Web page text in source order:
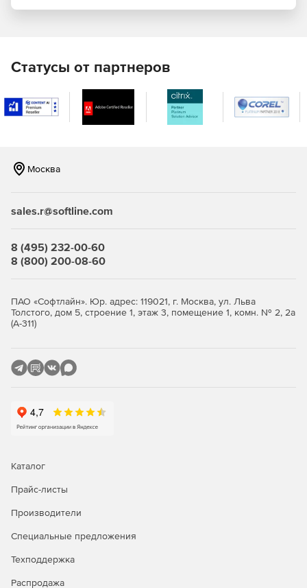
материалов, стандартным элементам
машиностроительных конструкций).
Статусы от партнеров
Москва
sales.r@softline.com
8 (495) 232-00-60
8 (800) 200-08-60
ПАО «Софтлайн». Юр. адрес: 119021, г. Москва, ул. Льва
Толстого, дом 5, строение 1, этаж 3, помещение 1, комн. № 2, 2а
(А-311)
Каталог
Прайс-листы
Производители
Специальные предложения
Техподдержка
Распродажа